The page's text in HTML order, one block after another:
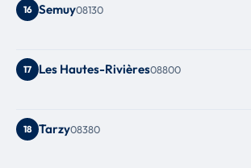
16 Semuy08130
17 Les Hautes-Rivières08800
18 Tarzy08380